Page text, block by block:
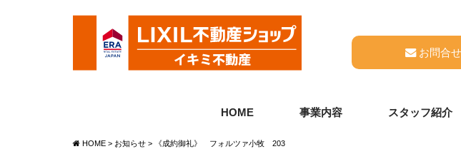
お問合せ
HOME 事業内容 スタッフ紹介
HOME > お知らせ > 《成約御礼》 フォルツァ小牧 203